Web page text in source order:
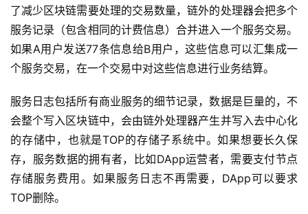
了减少区块链需要处理的交易数量，链外的处理器会把多个
服务记录（包含相同的计费信息）合并进入一个服务交易。
如果A用户发送77条信息给B用户，这些信息可以汇集成一
个服务交易，在一个交易中对这些信息进行业务结算。
服务日志包括所有商业服务的细节记录，数据是巨量的，不
会整个写入区块链中，会由链外处理器产生并写入去中心化
的存储中，也就是TOP的存储子系统中。如果想要长久保
存，服务数据的拥有者，比如DApp运营者，需要支付节点
存储服务费用。如果服务日志不再需要，DApp可以要求
TOP删除。